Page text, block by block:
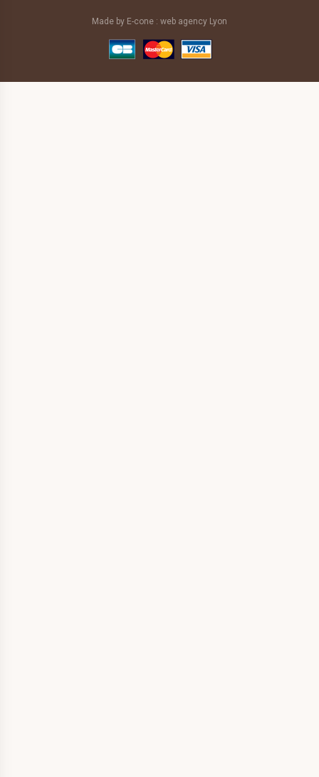
Made by E-cone : web agency Lyon